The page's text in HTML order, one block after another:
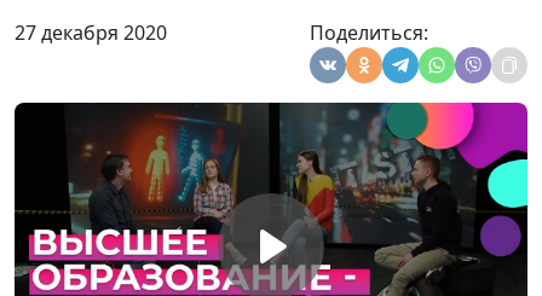
27 декабря 2020 Поделиться:
Виртуальное
Дмитрий Булатов,
Наталья Булатова,
Виктория Булатова,
Даниил Егоров
Моббинг
Дмитрий Булатов,
Наталья Булатова,
Виктория Булатова,
Даниил Егоров
#93